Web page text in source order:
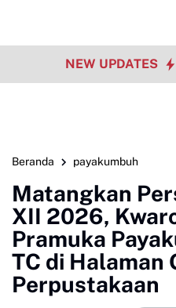
NEW UPDATES
Beranda payakumbuh
Matangkan
XII 2026,
Pramuka
TC di Halaman
Perpustakaan